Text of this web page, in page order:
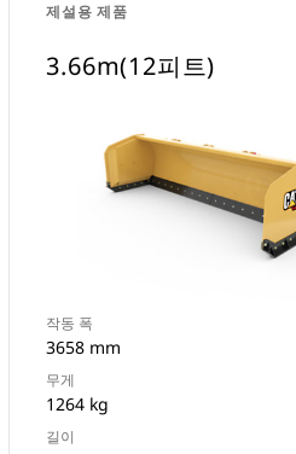
제설용 제품
3.66m(12피트)
작동 폭
3658 mm
무게
1264 kg
길이